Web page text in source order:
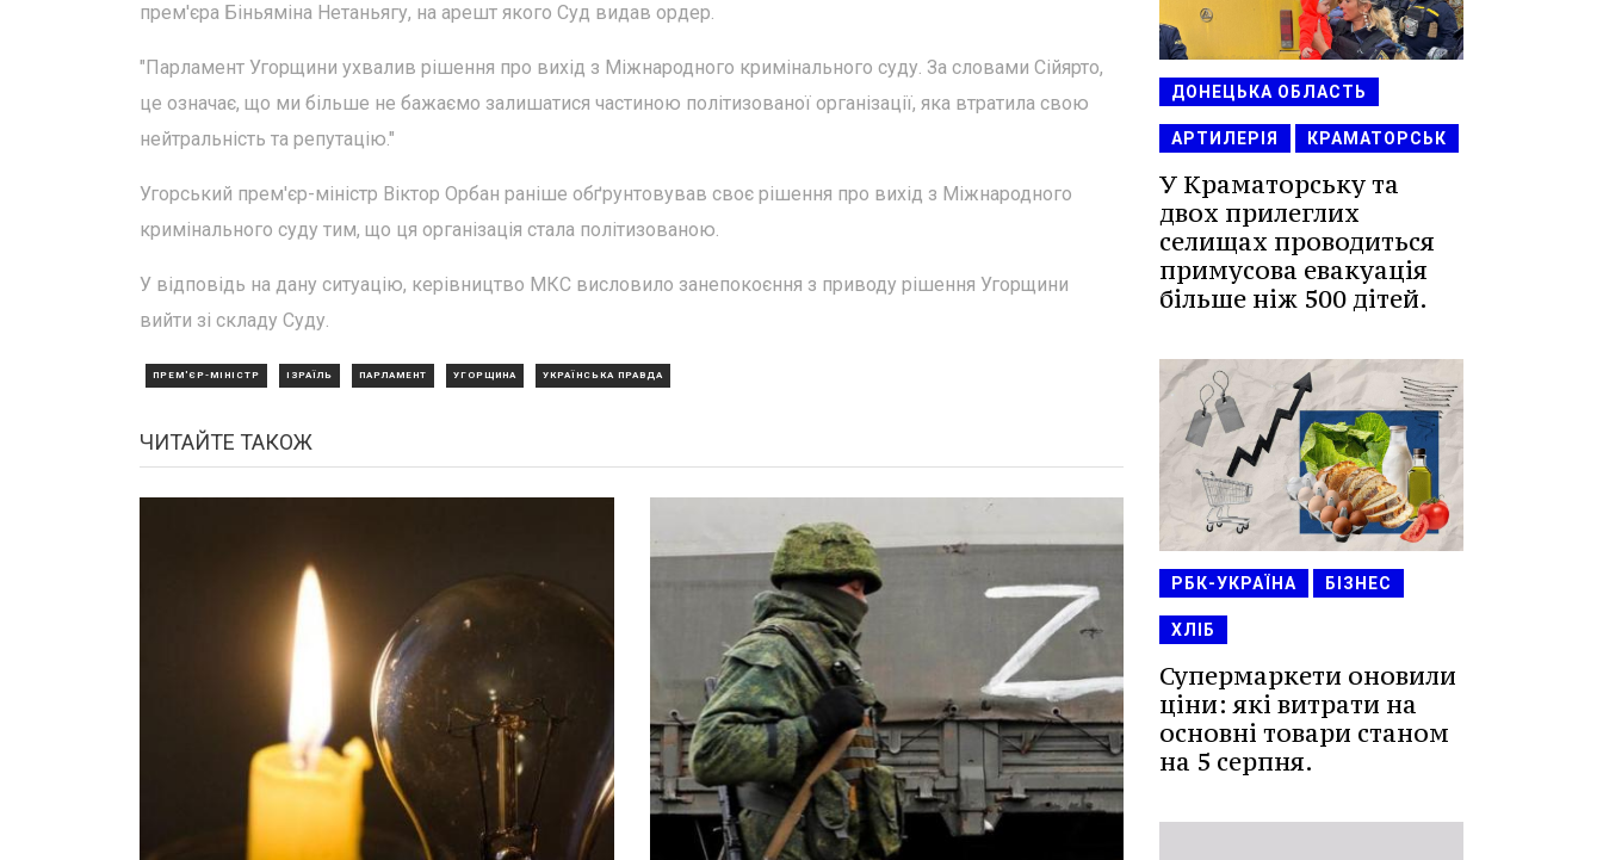
прем'єра Біньяміна Нетаньягу, на арешт якого Суд видав ордер.
"Парламент Угорщини ухвалив рішення про вихід з Міжнародного кримінального суду. За словами Сійярто,
це означає, що ми більше не бажаємо залишатися частиною політизованої організації, яка втратила свою
нейтральність та репутацію."
Угорський прем'єр-міністр Віктор Орбан раніше обґрунтовував своє рішення про вихід з Міжнародного
кримінального суду тим, що ця організація стала політизованою.
У відповідь на дану ситуацію, керівництво МКС висловило занепокоєння з приводу рішення Угорщини
вийти зі складу Суду.
ПРЕМ'ЄР-МІНІСТР ІЗРАЇЛЬ ПАРЛАМЕНТ УГОРЩИНА УКРАЇНСЬКА ПРАВДА
ЧИТАЙТЕ ТАКОЖ
ДОНЕЦЬКА ОБЛАСТЬ
АРТИЛЕРІЯ КРАМАТОРСЬК
У Краматорську та
двох прилеглих
селищах проводиться
примусова евакуація
більше ніж 500 дітей.
РБК-УКРАЇНА БІЗНЕС
ХЛІБ
Супермаркети оновили
ціни: які витрати на
основні товари станом
на 5 серпня.